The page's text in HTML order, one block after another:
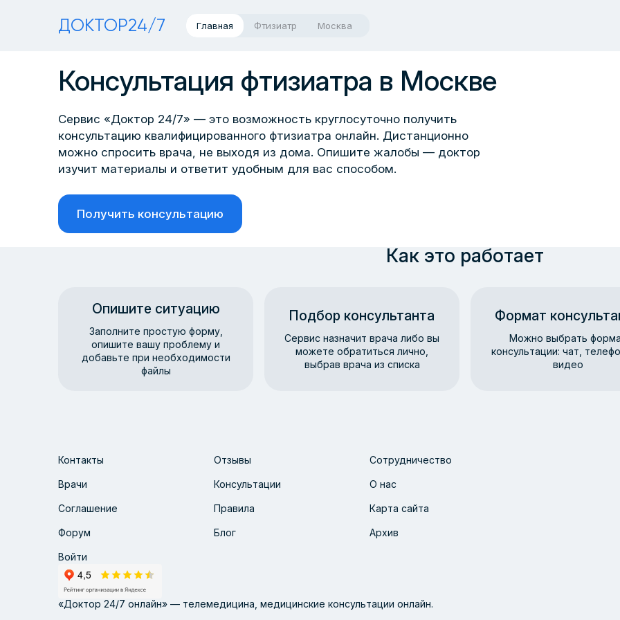
ДОКТОР24/7 Главная Фтизиатр Москва
Консультация фтизиатра в Москве
Сервис «Доктор 24/7» — это возможность круглосуточно получить
консультацию квалифицированного фтизиатра онлайн. Дистанционно
можно спросить врача, не выходя из дома. Опишите жалобы — доктор
изучит материалы и ответит удобным для вас способом.
Получить консультацию
Как это работает
Опишите ситуацию
Заполните простую форму,
опишите вашу проблему и
добавьте при необходимости
файлы
Подбор консультанта
Сервис назначит врача либо вы
можете обратиться лично,
выбрав врача из списка
Формат
Можно выбрать
консультации: чат,
видео
Контакты Отзывы Сотрудничество
Врачи Консультации О нас
Соглашение Правила Карта сайта
Форум Блог Архив
Войти
«Доктор 24/7 онлайн» — телемедицина, медицинские консультации онлайн.